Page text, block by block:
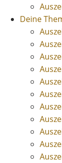
Deine